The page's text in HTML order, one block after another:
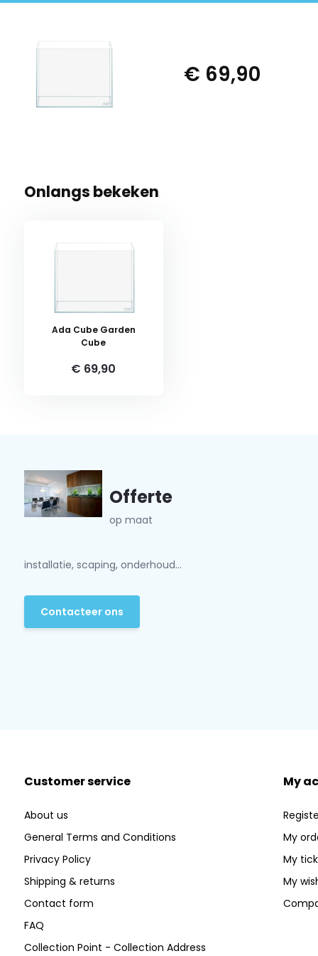
€ 69,90
Onlangs bekeken
Ada Cube Garden
Cube
€ 69,90
Offerte
op maat
installatie, scaping, onderhoud...
Contacteer ons
Customer service
About us
General Terms and Conditions
Privacy Policy
Shipping & returns
Contact form
FAQ
Collection Point - Collection Address
My
My
My
My